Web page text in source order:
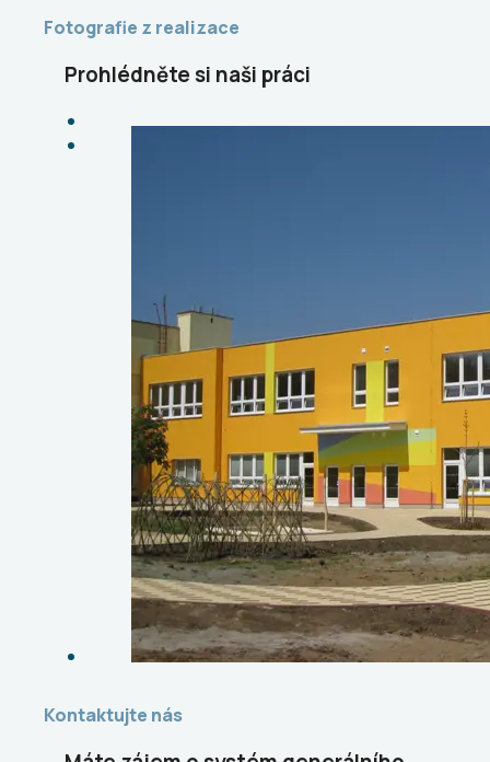
Fotografie z realizace
Prohlédněte si naši práci
Kontaktujte nás